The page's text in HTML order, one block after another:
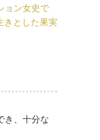
ョン女史で
きとした果実
き、十分な